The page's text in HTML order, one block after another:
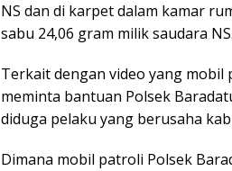
NS dan di karpet dalam kamar
sabu 24,06 gram milik saudara NS.
Terkait dengan video yang
meminta bantuan Polsek
diduga pelaku yang berusaha
Dimana mobil patroli Polsek